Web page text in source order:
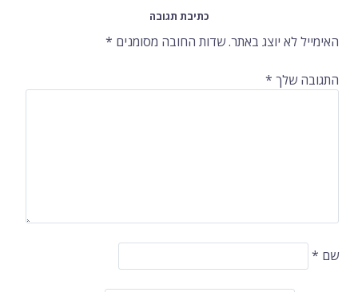
ברשומותכתיבת תגובה
האימייל לא יוצג באתר.שדות החובה מסומנים *
התגובה שלך *
שם *